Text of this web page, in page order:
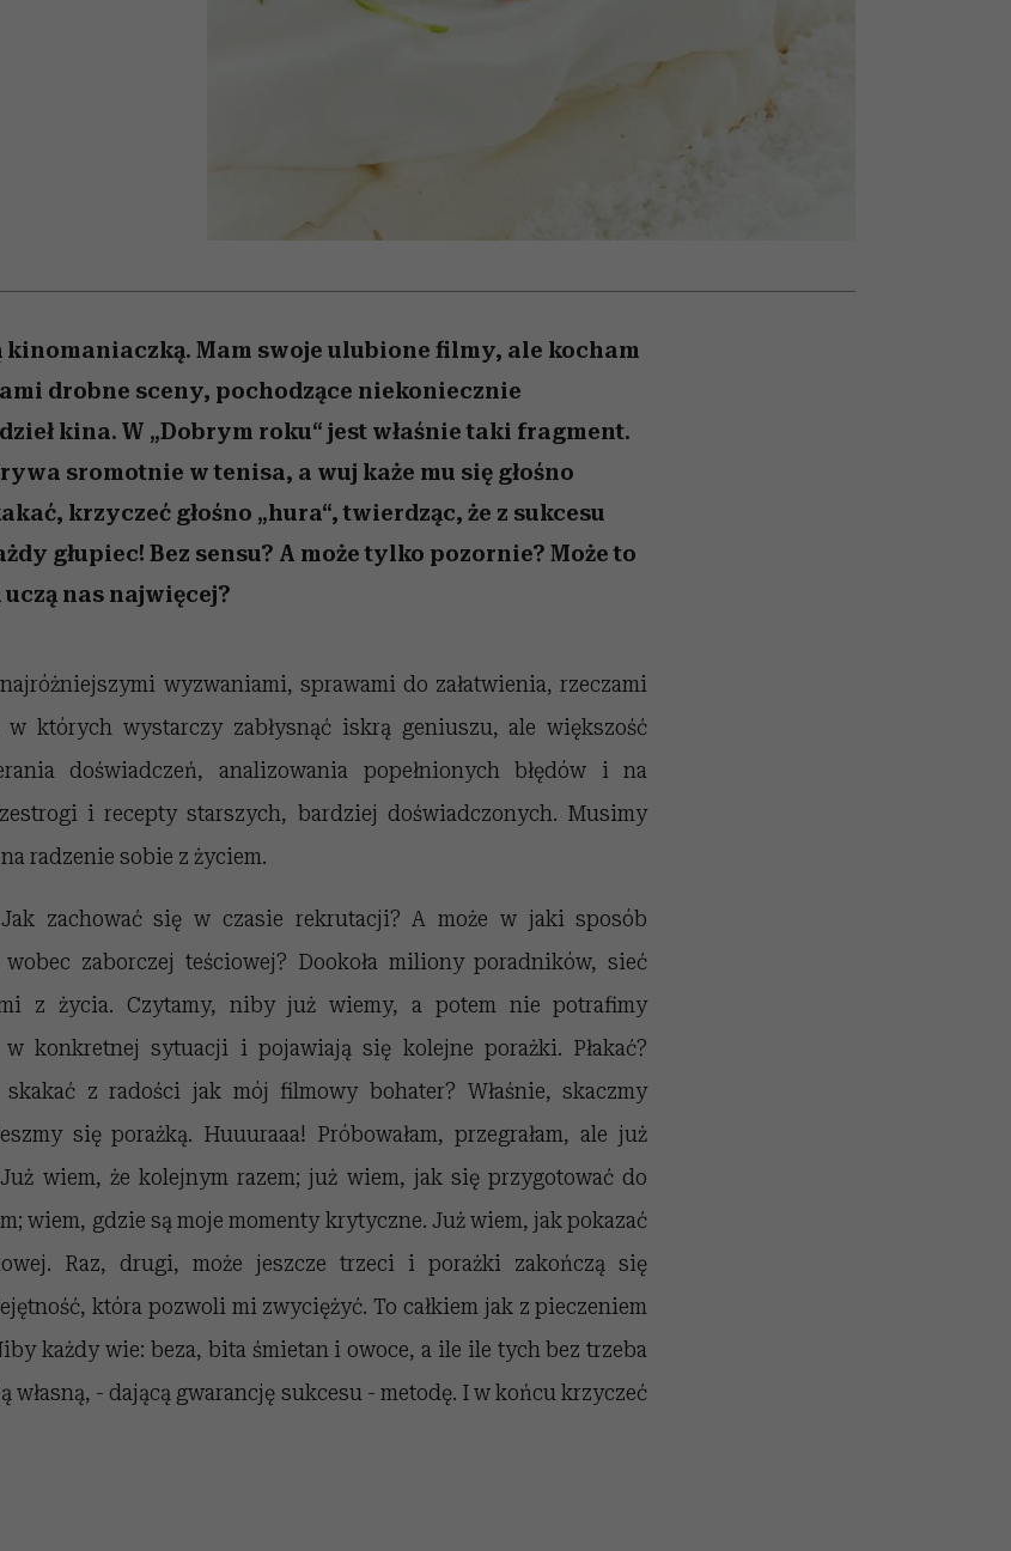
najbardziej pożądane
Mam swoje ulubione filmy, ale kocham
drobne sceny, pochodzące niekoniecznie
kina. W „Dobrym roku“ jest właśnie taki fragment.
sromotnie w tenisa, a wuj każe mu się głośno
krzyczeć głośno „hura“, twierdząc, że z sukcesu
głupiec! Bez sensu? A może tylko pozornie? Może to
nas najwięcej?
wyzwaniami, sprawami do załatwienia, rzeczami
których wystarczy zabłysnąć iskrą geniuszu, ale większość
doświadczeń, analizowania popełnionych błędów i na
i recepty starszych, bardziej doświadczonych. Musimy
radzenie sobie z życiem.
zachować się w czasie rekrutacji? A może w jaki sposób
wobec zaborczej teściowej? Dookoła miliony poradników, sieć
z życia. Czytamy, niby już wiemy, a potem nie potrafimy
konkretnej sytuacji i pojawiają się kolejne porażki. Płakać?
z radości jak mój filmowy bohater? Właśnie, skaczmy
się porażką. Huuuraaa! Próbowałam, przegrałam, ale już
wiem, że kolejnym razem; już wiem, jak się przygotować do
wiem, gdzie są moje momenty krytyczne. Już wiem, jak pokazać
Raz, drugi, może jeszcze trzeci i porażki zakończą się
która pozwoli mi zwyciężyć. To całkiem jak z pieczeniem
każdy wie: beza, bita śmietan i owoce, a ile ile tych bez trzeba
własną, - dającą gwarancję sukcesu - metodę. I w końcu krzyczeć